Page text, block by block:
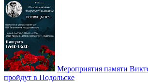
Мероприятия памяти
пройдут в Подольске